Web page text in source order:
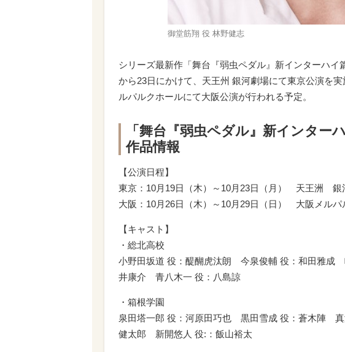
御堂筋翔 役 林野健志
シリーズ最新作「舞台『弱虫ペダル』新インターハイ
から23日にかけて、天王州 銀河劇場にて東京公演を
ルパルクホールにて大阪公演が行われる予定。
「舞台『弱虫ペダル』新インター
作品情報
【公演日程】
東京：10月19日（木）～10月23日（月） 天王洲 銀
大阪：10月26日（木）～10月29日（日） 大阪メルパ
【キャスト】
・総北高校
小野田坂道 役：醍醐虎汰朗 今泉俊輔 役：和田雅
井康介 青八木一 役：八島諒
・箱根学園
泉田塔一郎 役：河原田巧也 黒田雪成 役：蒼木陣
健太郎 新開悠人 役:：飯山裕太